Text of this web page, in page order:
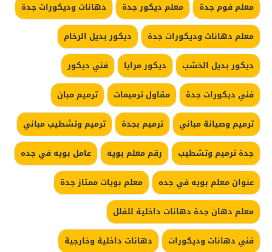
معلم فوم جدة معلم ديكور جدة
دهانات وديكورات جدة
معلم دهانات وديكورات جدة
ديكور بديل الرخام
ديكور بديل الخشب
ديكور مرايا
فني ديكور
فني ديكورات جدة
مقاول ترميمات
ترميم مبان
ترميم وصيانة مباني
ترميم بجدة
ترميم وتشطيب مباني
جدة ترميم وتشطيب
رقم معلم بويه
عامل بويه في جده
عنوان معلم بويه في جده
معلم بويات ممتاز جدة
معلم دهان جدة دهانات داخلية للفلل
فني دهانات وديكورات
دهانات داخلية وخارجية